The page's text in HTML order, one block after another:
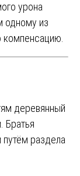
урона
одному из
компенсацию.
деревянный
Братья
путём раздела